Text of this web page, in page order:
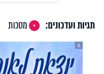
תגיות ועדכונים: מסכות
X